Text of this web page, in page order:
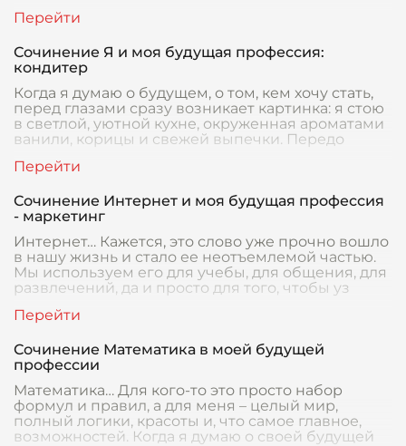
Сочинение Я и моя будущая профессия:
кондитер
Когда я думаю о будущем, о том, кем хочу стать,
перед глазами сразу возникает картинка: я стою
в светлой, уютной кухне, окруженная ароматами
ванили, корицы и свежей выпечки. Передо
Сочинение Интернет и моя будущая профессия
- маркетинг
Интернет… Кажется, это слово уже прочно вошло
в нашу жизнь и стало ее неотъемлемой частью.
Мы используем его для учебы, для общения, для
развлечений, да и просто для того, чтобы уз
Сочинение Математика в моей будущей
профессии
Математика… Для кого-то это просто набор
формул и правил, а для меня – целый мир,
полный логики, красоты и, что самое главное,
возможностей. Когда я думаю о своей будущей